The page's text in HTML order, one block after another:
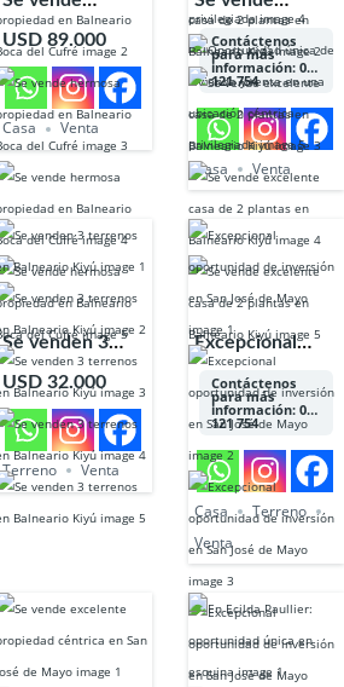
hermosa
propiedad en
Balneario Boca
del Cufré
USD 89.000
Casa Venta
excelente casa
de 2 plantas en
Balneario Kiyú
Contáctenos
para más
información: 098
121 754
Casa Venta
Se venden 3
terrenos en
Balneario Kiyú
USD 32.000
Terreno Venta
Excepcional
oportunidad de
inversión en San
José de Mayo
Contáctenos
para más
información: 098
121 754
Casa
Terreno
Venta